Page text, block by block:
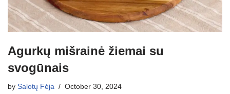
Agurkų mišrainė žiemai su
svogūnais
by Salotų Fėja October 30, 2024